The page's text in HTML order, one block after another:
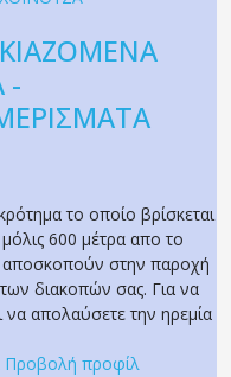
-
το οποίο βρίσκεται
600 μέτρα απο το
αποσκοπούν στην παροχή
διακοπών σας. Για να
να απολαύσετε την ηρεμία
Προβολή προφίλ